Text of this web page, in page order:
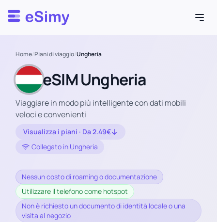
Esimy
Home/Piani di viaggio/Ungheria
eSIM Ungheria
Viaggiare in modo più intelligente con dati mobili
veloci e convenienti
Visualizza i piani · Da 2.49€
Collegato in Ungheria
Nessun costo di roaming o documentazione
Utilizzare il telefono come hotspot
Non è richiesto un documento di identità locale o una
visita al negozio